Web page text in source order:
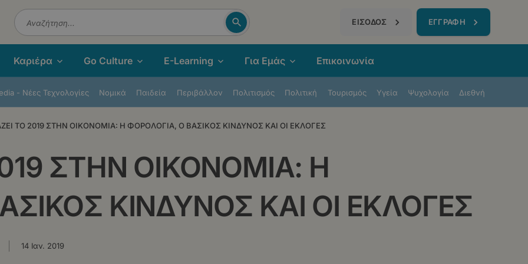
Αναζήτηση
Αναζήτηση ΕΙΣΟΔΟΣ ΕΓΓΡΑΦΗ
- Νέες Τεχνολογίες Νομικά Παιδεία Περιβάλλον Πολιτισμός Πολιτική Τουρισμός Υγεία Ψυχολογία Διεθνή
Καριέρα Go Culture E-Learning Για Εμάς Επικοινωνία
ΤΟ 2019 ΣΤΗΝ ΟΙΚΟΝΟΜΙΑ: Η ΦΟΡΟΛΟΓΙΑ, Ο ΒΑΣΙΚΟΣ ΚΙΝΔΥΝΟΣ ΚΑΙ ΟΙ ΕΚΛΟΓΕΣ
ΣΤΗΝ ΟΙΚΟΝΟΜΙΑ: Η
ΚΙΝΔΥΝΟΣ ΚΑΙ ΟΙ ΕΚΛΟΓΕΣ
14 Ιαν. 2019